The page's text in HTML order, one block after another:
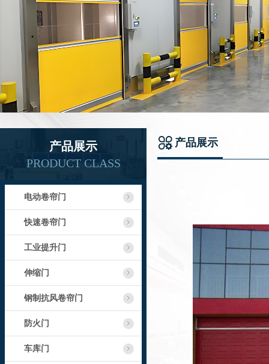
产品展示
PRODUCT CLASS
电动卷帘门
快速卷帘门
工业提升门
伸缩门
钢制抗风卷帘门
防火门
车库门
产品展示